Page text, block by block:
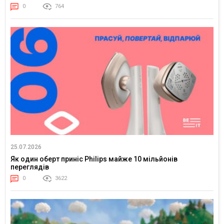
0 764
25.07.2026
Як один оберт приніс Philips майже 10 мільйонів
переглядів
0 3622